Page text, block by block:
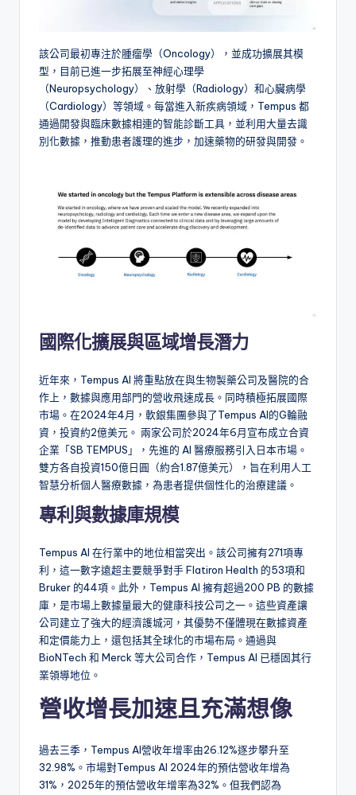
該公司最初專注於腫瘤學（Oncology），並成功擴展其模
型，目前已進一步拓展至神經心理學
（Neuropsychology）、放射學（Radiology）和心臟病學
（Cardiology）等領域。每當進入新疾病領域，Tempus 都
通過開發與臨床數據相連的智能診斷工具，並利用大量去識
別化數據，推動患者護理的進步，加速藥物的研發與開發。
國際化擴展與區域增長潛力
近年來，Tempus AI 將重點放在與生物製藥公司及醫院的合
作上，數據與應用部門的營收飛速成長。同時積極拓展國際
市場。在2024年4月，軟銀集團參與了Tempus AI的G輪融
資，投資約2億美元。 兩家公司於2024年6月宣布成立合資
企業「SB TEMPUS」，先進的 AI 醫療服務引入日本市場。
雙方各自投資150億日圓（約合1.87億美元），旨在利用人工
智慧分析個人醫療數據，為患者提供個性化的治療建議。
專利與數據庫規模
Tempus AI 在行業中的地位相當突出。該公司擁有271項專
利，這一數字遠超主要競爭對手 Flatiron Health 的53項和
Bruker 的44項。此外，Tempus AI 擁有超過200 PB 的數據
庫，是市場上數據量最大的健康科技公司之一。這些資產讓
公司建立了強大的經濟護城河，其優勢不僅體現在數據資產
和定價能力上，還包括其全球化的市場布局。通過與
BioNTech 和 Merck 等大公司合作，Tempus AI 已穩固其行
業領導地位。
營收增長加速且充滿想像
過去三季，Tempus AI營收年增率由26.12%逐步攀升至
32.98%。市場對Tempus AI 2024年的預估營收年增為
31%，2025年的預估營收年增率為32%。但我們認為